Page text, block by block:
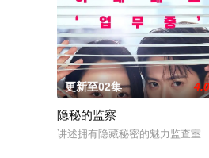
更新至02集 4.0
隐秘的监察
讲述拥有隐藏秘密的魅力监查室